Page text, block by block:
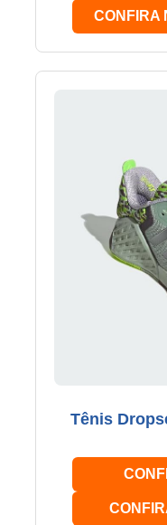
CONFIRA
Tênis